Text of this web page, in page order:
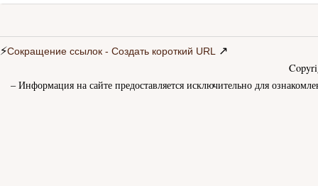
⚡Сокращение ссылок - Создать короткий URL ↗
– Информация на сайте предоставляется исключительно для